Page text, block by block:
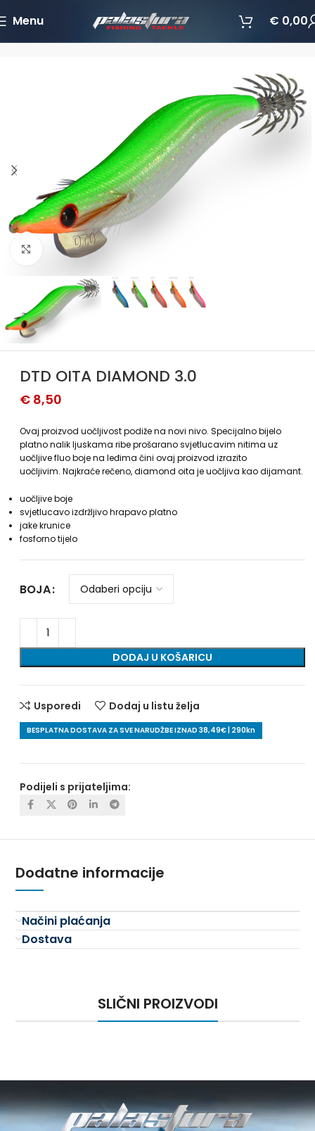
Menu € 0,00
Povećajte sliku
DTD OITA DIAMOND 3.0
€ 8,50
Ovaj proizvod uočljivost podiže na novi nivo. Specijalno bijelo
platno nalik ljuskama ribe prošarano svjetlucavim nitima uz
uočljive fluo boje na leđima čini ovaj proizvod izrazito
uočljivim. Najkraće rečeno, diamond oita je uočljiva kao dijamant.
uočljive boje
svjetlucavo izdržljivo hrapavo platno
jake krunice
fosforno tijelo
BOJA
DODAJ U KOŠARICU
Usporedi Dodaj u listu želja
BESPLATNA DOSTAVA ZA SVE NARUDŽBE IZNAD 38,49€ | 290kn
Podijeli s prijateljima:
Dodatne informacije
Načini plaćanja
Dostava
SLIČNI PROIZVODI